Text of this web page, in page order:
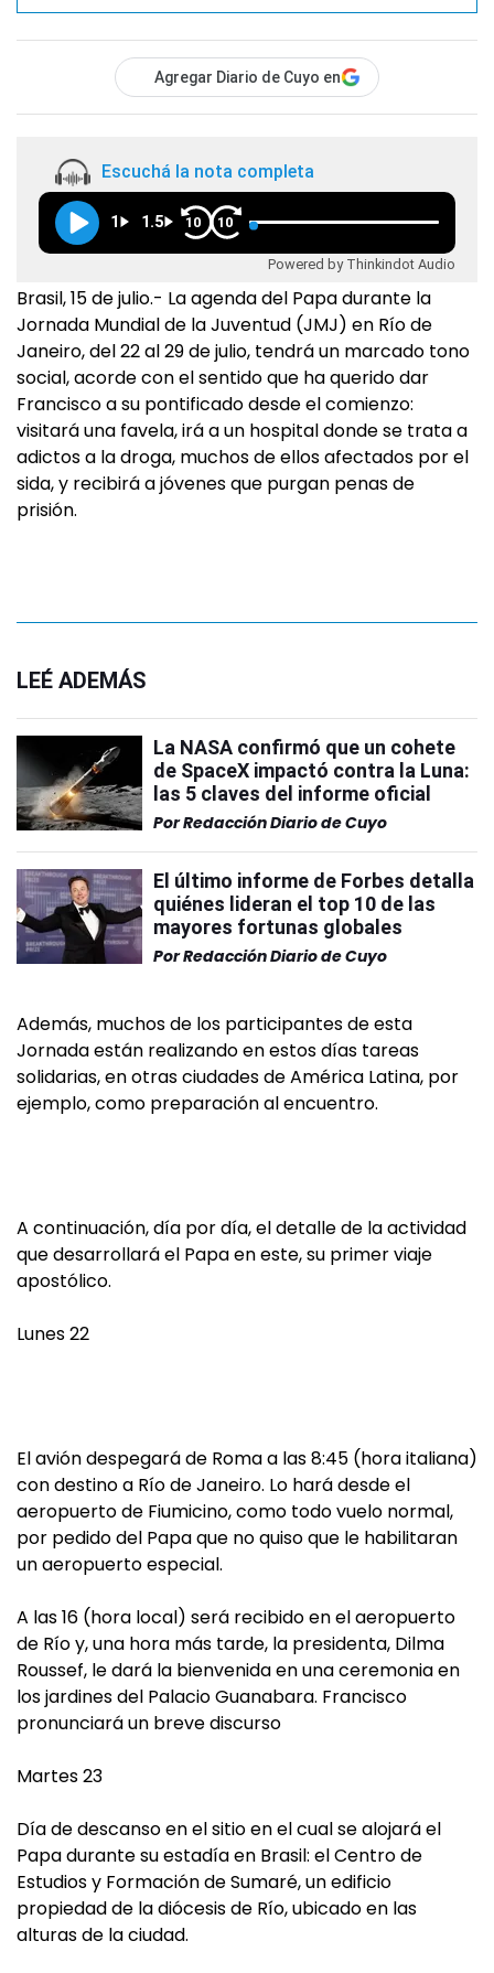
Agregar Diario de Cuyo en
Escuchá la nota completa
1 1.5 10 10
Powered by Thinkindot Audio
Brasil, 15 de julio.- La agenda del Papa durante la
Jornada Mundial de la Juventud (JMJ) en Río de
Janeiro, del 22 al 29 de julio, tendrá un marcado tono
social, acorde con el sentido que ha querido dar
Francisco a su pontificado desde el comienzo:
visitará una favela, irá a un hospital donde se trata a
adictos a la droga, muchos de ellos afectados por el
sida, y recibirá a jóvenes que purgan penas de
prisión.
LEÉ ADEMÁS
La NASA confirmó que un cohete
de SpaceX impactó contra la Luna:
las 5 claves del informe oficial
PorRedacción Diario de Cuyo
El último informe de Forbes detalla
quiénes lideran el top 10 de las
mayores fortunas globales
PorRedacción Diario de Cuyo
Además, muchos de los participantes de esta
Jornada están realizando en estos días tareas
solidarias, en otras ciudades de América Latina, por
ejemplo, como preparación al encuentro.
A continuación, día por día, el detalle de la actividad
que desarrollará el Papa en este, su primer viaje
apostólico.
Lunes 22
El avión despegará de Roma a las 8:45 (hora italiana)
con destino a Río de Janeiro. Lo hará desde el
aeropuerto de Fiumicino, como todo vuelo normal,
por pedido del Papa que no quiso que le habilitaran
un aeropuerto especial.
A las 16 (hora local) será recibido en el aeropuerto
de Río y, una hora más tarde, la presidenta, Dilma
Roussef, le dará la bienvenida en una ceremonia en
los jardines del Palacio Guanabara. Francisco
pronunciará un breve discurso
Martes 23
Día de descanso en el sitio en el cual se alojará el
Papa durante su estadía en Brasil: el Centro de
Estudios y Formación de Sumaré, un edificio
propiedad de la diócesis de Río, ubicado en las
alturas de la ciudad.